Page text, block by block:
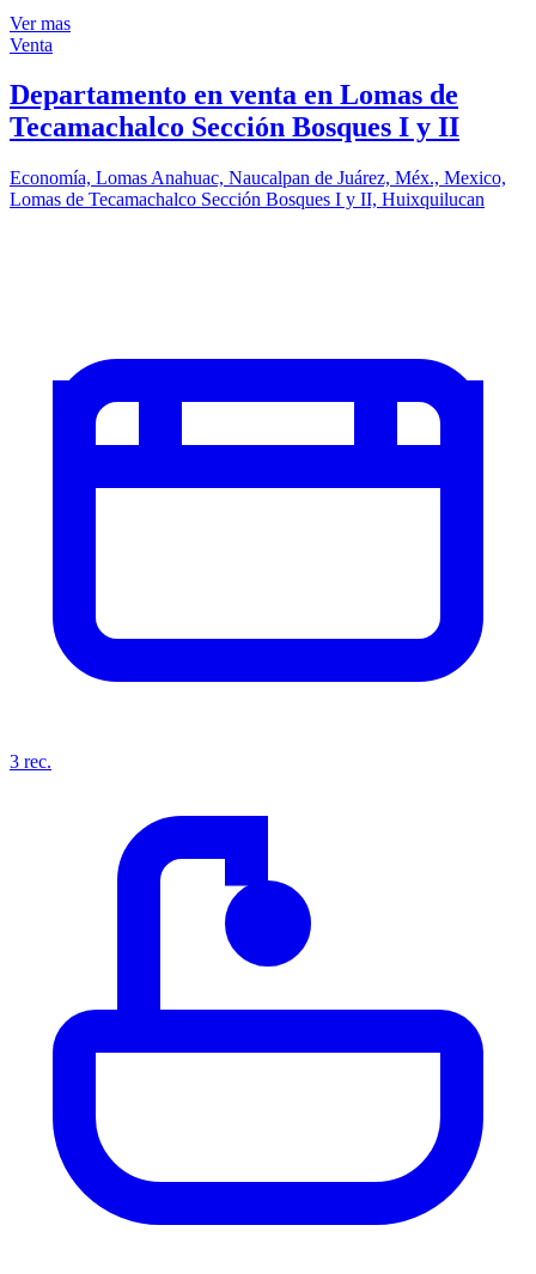
Ver mas
Venta
Departamento en venta en Lomas de
Tecamachalco Sección Bosques I y II
Economía, Lomas Anahuac, Naucalpan de Juárez, Méx., Mexico,
Lomas de Tecamachalco Sección Bosques I y II, Huixquilucan
3 rec.